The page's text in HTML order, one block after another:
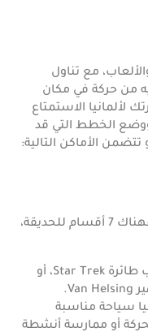
مع تناول
من حركة في مكان
لألمانيا الاستمتاع
الخطط التي قد
الأماكن التالية:
من الحدائق المناسبة لمحبي السينما، فهناك 7 أقسام للحديقة،
حينما تذهب مع أطفالك يمكنكم ركوب طائرة Star Trek، أو
سياحة مناسبة
أو ممارسة أنشطة